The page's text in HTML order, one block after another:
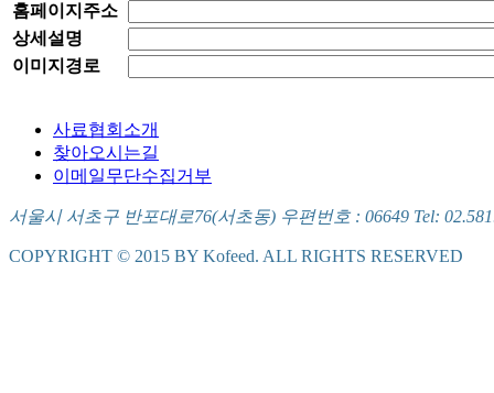
홈페이지주소
상세설명
이미지경로
사료협회소개
찾아오시는길
이메일무단수집거부
서울시 서초구 반포대로76(서초동) 우편번호 : 06649 Tel:
COPYRIGHT © 2015 BY Kofeed. ALL RIGHTS RESERVED